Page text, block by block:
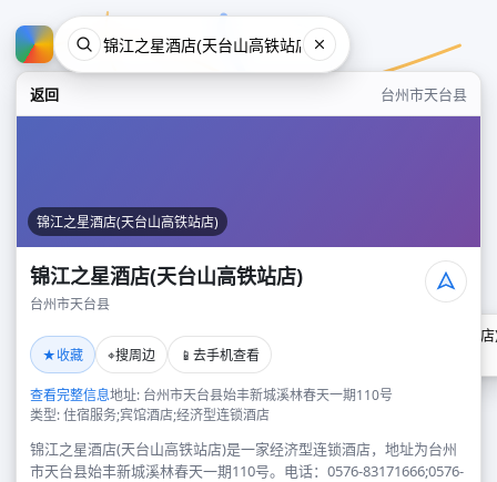
返回 台州市天台县
锦江之星酒店(天台山高铁站店)
锦江之星酒店(天台山高铁站店)
台州市天台县
★收藏 ⌖搜周边 📱 去手机查看
查看完整信息地址: 台州市天台县始丰新城溪林春天一期110号
类型: 住宿服务;宾馆酒店;经济型连锁酒店
锦江之星酒店(天台山高铁站店)是一家经济型连锁酒店，地址为台州
市天台县始丰新城溪林春天一期110号。电话：0576-83171666;0576-
锦江之星酒店(天台山高铁站